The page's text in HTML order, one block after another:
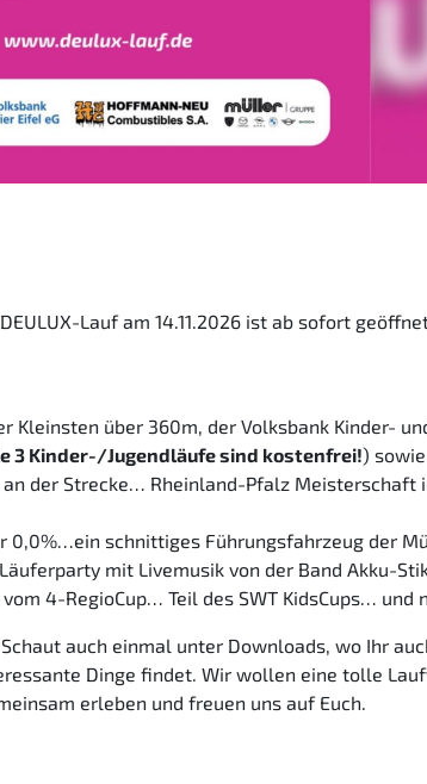
Lauf am 14.11.2026 ist ab sofort
Kleinsten über 360m, der Volksbank Kinder-
3 Kinder-/Jugendläufe sind kostenfrei!)
der Strecke… Rheinland-Pfalz Meisterschaft
0,0%…ein schnittiges Führungsfahrzeug der
mit Livemusik von der Band Akku-
4-RegioCup… Teil des SWT KidsCups… und
auch einmal unter Downloads, wo Ihr
Dinge findet. Wir wollen eine tolle
erleben und freuen uns auf Euch.